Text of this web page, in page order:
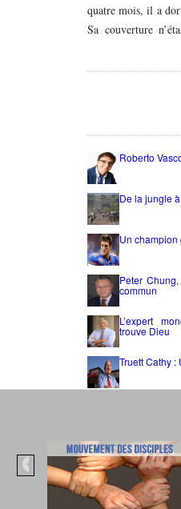
quatre mois, il a
Sa couverture
Roberto
De la jungle
Un champion
Peter
commun
L’expert
trouve Dieu
Truett Cathy